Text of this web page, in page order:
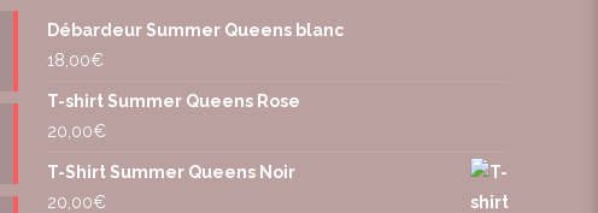
Débardeur Summer Queens blanc
18,00€
T-shirt Summer Queens Rose
20,00€
T-Shirt Summer Queens Noir
20,00€